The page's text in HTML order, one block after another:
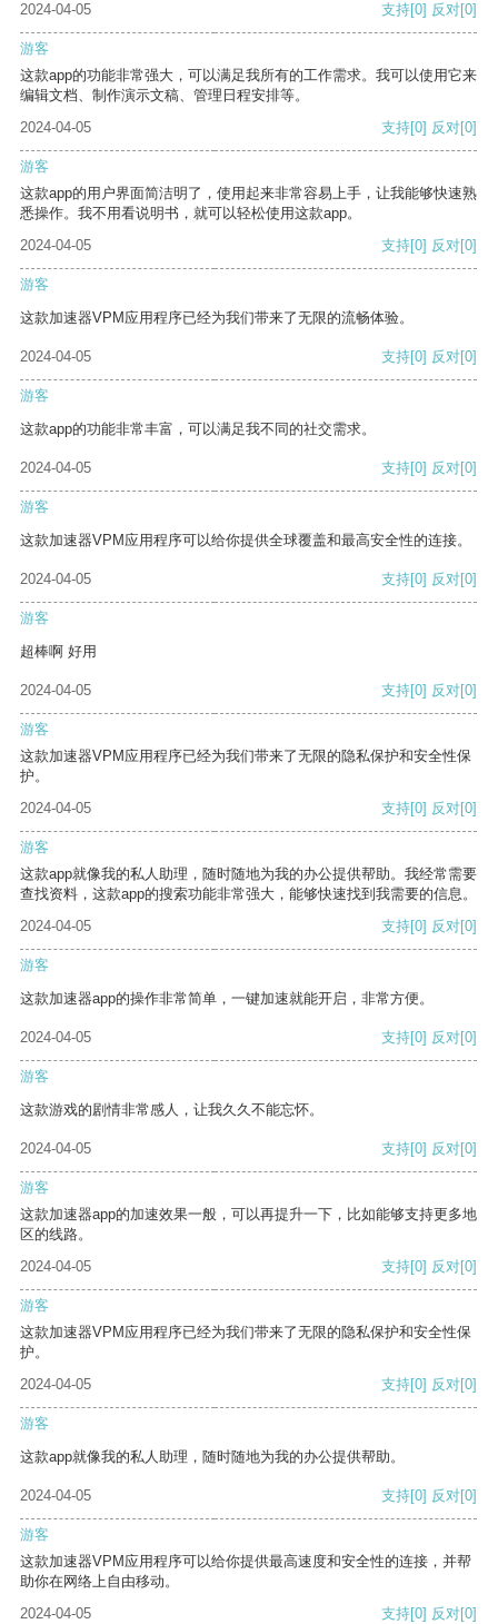
2024-04-05 支持[0] 反对[0]
游客
这款app的功能非常强大，可以满足我所有的工作需求。我可以使用它来
编辑文档、制作演示文稿、管理日程安排等。
2024-04-05
支持[0] 反对[0]
游客
这款app的用户界面简洁明了，使用起来非常容易上手，让我能够快速熟
悉操作。我不用看说明书，就可以轻松使用这款app。
2024-04-05
支持[0] 反对[0]
游客
这款加速器VPM应用程序已经为我们带来了无限的流畅体验。
2024-04-05 支持[0] 反对[0]
游客
这款app的功能非常丰富，可以满足我不同的社交需求。
2024-04-05 支持[0] 反对[0]
游客
这款加速器VPM应用程序可以给你提供全球覆盖和最高安全性的连接。
2024-04-05 支持[0] 反对[0]
游客
超棒啊 好用
2024-04-05 支持[0] 反对[0]
游客
这款加速器VPM应用程序已经为我们带来了无限的隐私保护和安全性保
护。
2024-04-05
支持[0] 反对[0]
游客
这款app就像我的私人助理，随时随地为我的办公提供帮助。我经常需要
查找资料，这款app的搜索功能非常强大，能够快速找到我需要的信息。
2024-04-05
支持[0] 反对[0]
游客
这款加速器app的操作非常简单，一键加速就能开启，非常方便。
2024-04-05 支持[0] 反对[0]
游客
这款游戏的剧情非常感人，让我久久不能忘怀。
2024-04-05 支持[0] 反对[0]
游客
这款加速器app的加速效果一般，可以再提升一下，比如能够支持更多地
区的线路。
2024-04-05
支持[0] 反对[0]
游客
这款加速器VPM应用程序已经为我们带来了无限的隐私保护和安全性保
护。
2024-04-05
支持[0] 反对[0]
游客
这款app就像我的私人助理，随时随地为我的办公提供帮助。
2024-04-05 支持[0] 反对[0]
游客
这款加速器VPM应用程序可以给你提供最高速度和安全性的连接，并帮
助你在网络上自由移动。
2024-04-05
支持[0] 反对[0]